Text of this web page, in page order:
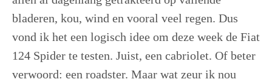
bladeren, kou, wind en vooral veel regen. Dus
vond ik het een logisch idee om deze week de Fiat
124 Spider te testen. Juist, een cabriolet. Of beter
verwoord: een roadster. Maar wat zeur ik nou